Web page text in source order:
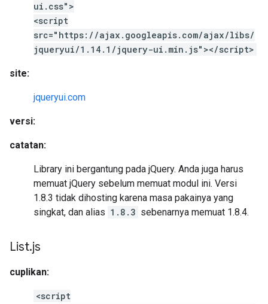
ui.css">
<script
src="https://ajax.googleapis.com/ajax/libs/
jqueryui/1.14.1/jquery-ui.min.js"></script>
site:
jqueryui.com
versi:
catatan:
Library ini bergantung pada jQuery. Anda juga harus
memuat jQuery sebelum memuat modul ini. Versi
1.8.3 tidak dihosting karena masa pakainya yang
singkat, dan alias 1.8.3 sebenarnya memuat 1.8.4.
List.js
cuplikan:
<script